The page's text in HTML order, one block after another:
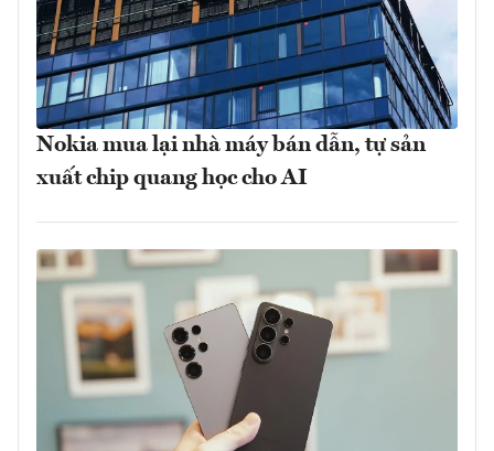
Nokia mua lại nhà máy bán dẫn, tự sản
xuất chip quang học cho AI